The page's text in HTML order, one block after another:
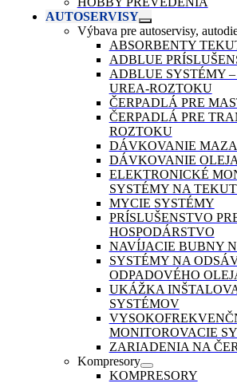
AUTOSERVISY
Výbava pre autoservisy,
ABSORBENTY
ADBLUE
ADBLUE SYSTÉMY
UREA-ROZTOKU
ČERPADLÁ PRE
ČERPADLÁ PRE
ROZTOKU
DÁVKOVANIE
DÁVKOVANIE OLEJA
ELEKTRONICKÉ
SYSTÉMY NA
MYCIE SYSTÉMY
PRÍSLUŠENSTVO
HOSPODÁRSTVO
NAVÍJACIE BUBNY
SYSTÉMY NA
ODPADOVÉHO
UKÁŽKA
SYSTÉMOV
MONITOROVACIE
ZARIADENIA NA
Kompresory
KOMPRESORY